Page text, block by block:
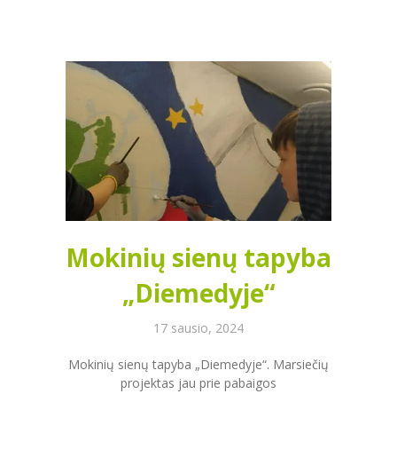
Mokinių sienų tapyba
„Diemedyje“
17 sausio, 2024
Mokinių sienų tapyba „Diemedyje“. Marsiečių
projektas jau prie pabaigos